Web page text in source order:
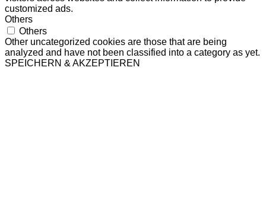
customized ads.
Others
Others
Other uncategorized cookies are those that are being
analyzed and have not been classified into a category as yet.
SPEICHERN & AKZEPTIEREN